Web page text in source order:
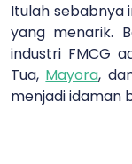
Itulah sebabnya
yang menarik.
industri FMCG
Tua, Mayora,
menjadi idaman